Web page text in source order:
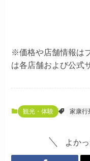
※価格や店舗情報は
は各店舗および公式
観光・体験 家康行
よか